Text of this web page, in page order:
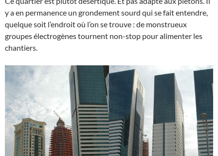
y a en permanence un grondement sourd qui se fait entendre,
quelque soit l’endroit où l’on se trouve : de monstrueux
groupes électrogènes tournent non-stop pour alimenter les
chantiers.